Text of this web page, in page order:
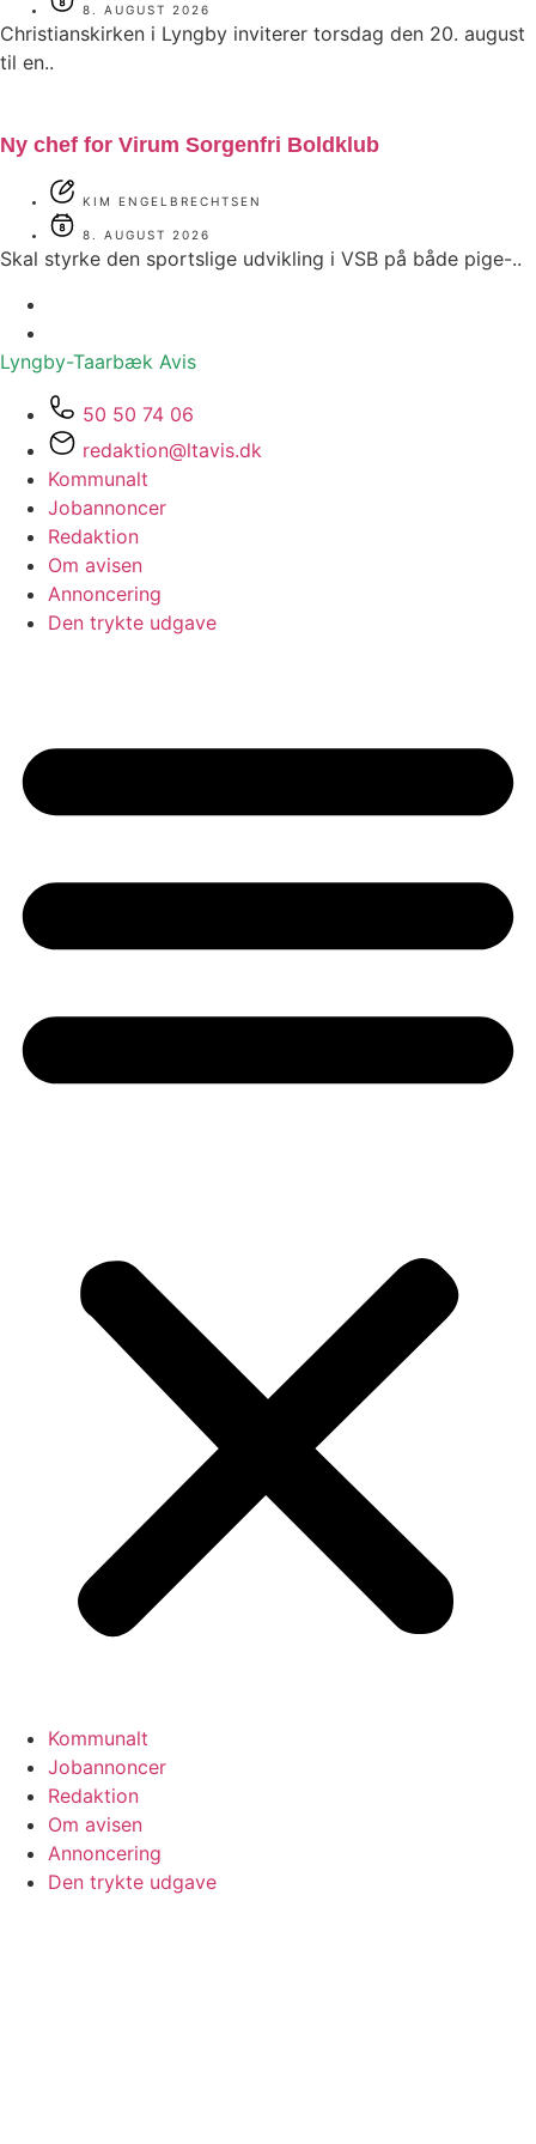
8. AUGUST 2026
Christianskirken i Lyngby inviterer torsdag den 20. august
til en..
Ny chef for Virum Sorgenfri Boldklub
KIM ENGELBRECHTSEN
8. AUGUST 2026
Skal styrke den sportslige udvikling i VSB på både pige-..
Lyngby-Taarbæk Avis
50 50 74 06
redaktion@ltavis.dk
Kommunalt
Jobannoncer
Redaktion
Om avisen
Annoncering
Den trykte udgave
Kommunalt
Jobannoncer
Redaktion
Om avisen
Annoncering
Den trykte udgave